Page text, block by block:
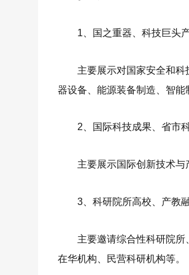
1、国之重器、科技巨头
主要展示对国家安全和
器设备、能源装备制造、智
2、国际科技成果、省市
主要展示国际创新技术与
3、科研院所高校、产教
主要邀请综合性科研院
在华机构、民营科研机构等。